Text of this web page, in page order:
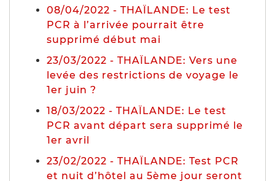
08/04/2022 - THAÏLANDE: Le test
PCR à l’arrivée pourrait être
supprimé début mai
23/03/2022 - THAÏLANDE: Vers une
levée des restrictions de voyage le
1er juin ?
18/03/2022 - THAÏLANDE: Le test
PCR avant départ sera supprimé le
1er avril
23/02/2022 - THAÏLANDE: Test PCR
et nuit d’hôtel au 5ème jour seront